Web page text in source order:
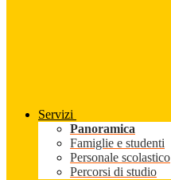
Servizi
Panoramica
Famiglie e studenti
Personale scolastico
Percorsi di studio